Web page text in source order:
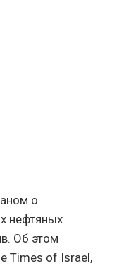
о
нефтяных
Об этом
Times of Israel,